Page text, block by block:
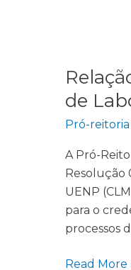
de
Pró-
A Pró-
Resolução
UENP
para o
processos
Read More